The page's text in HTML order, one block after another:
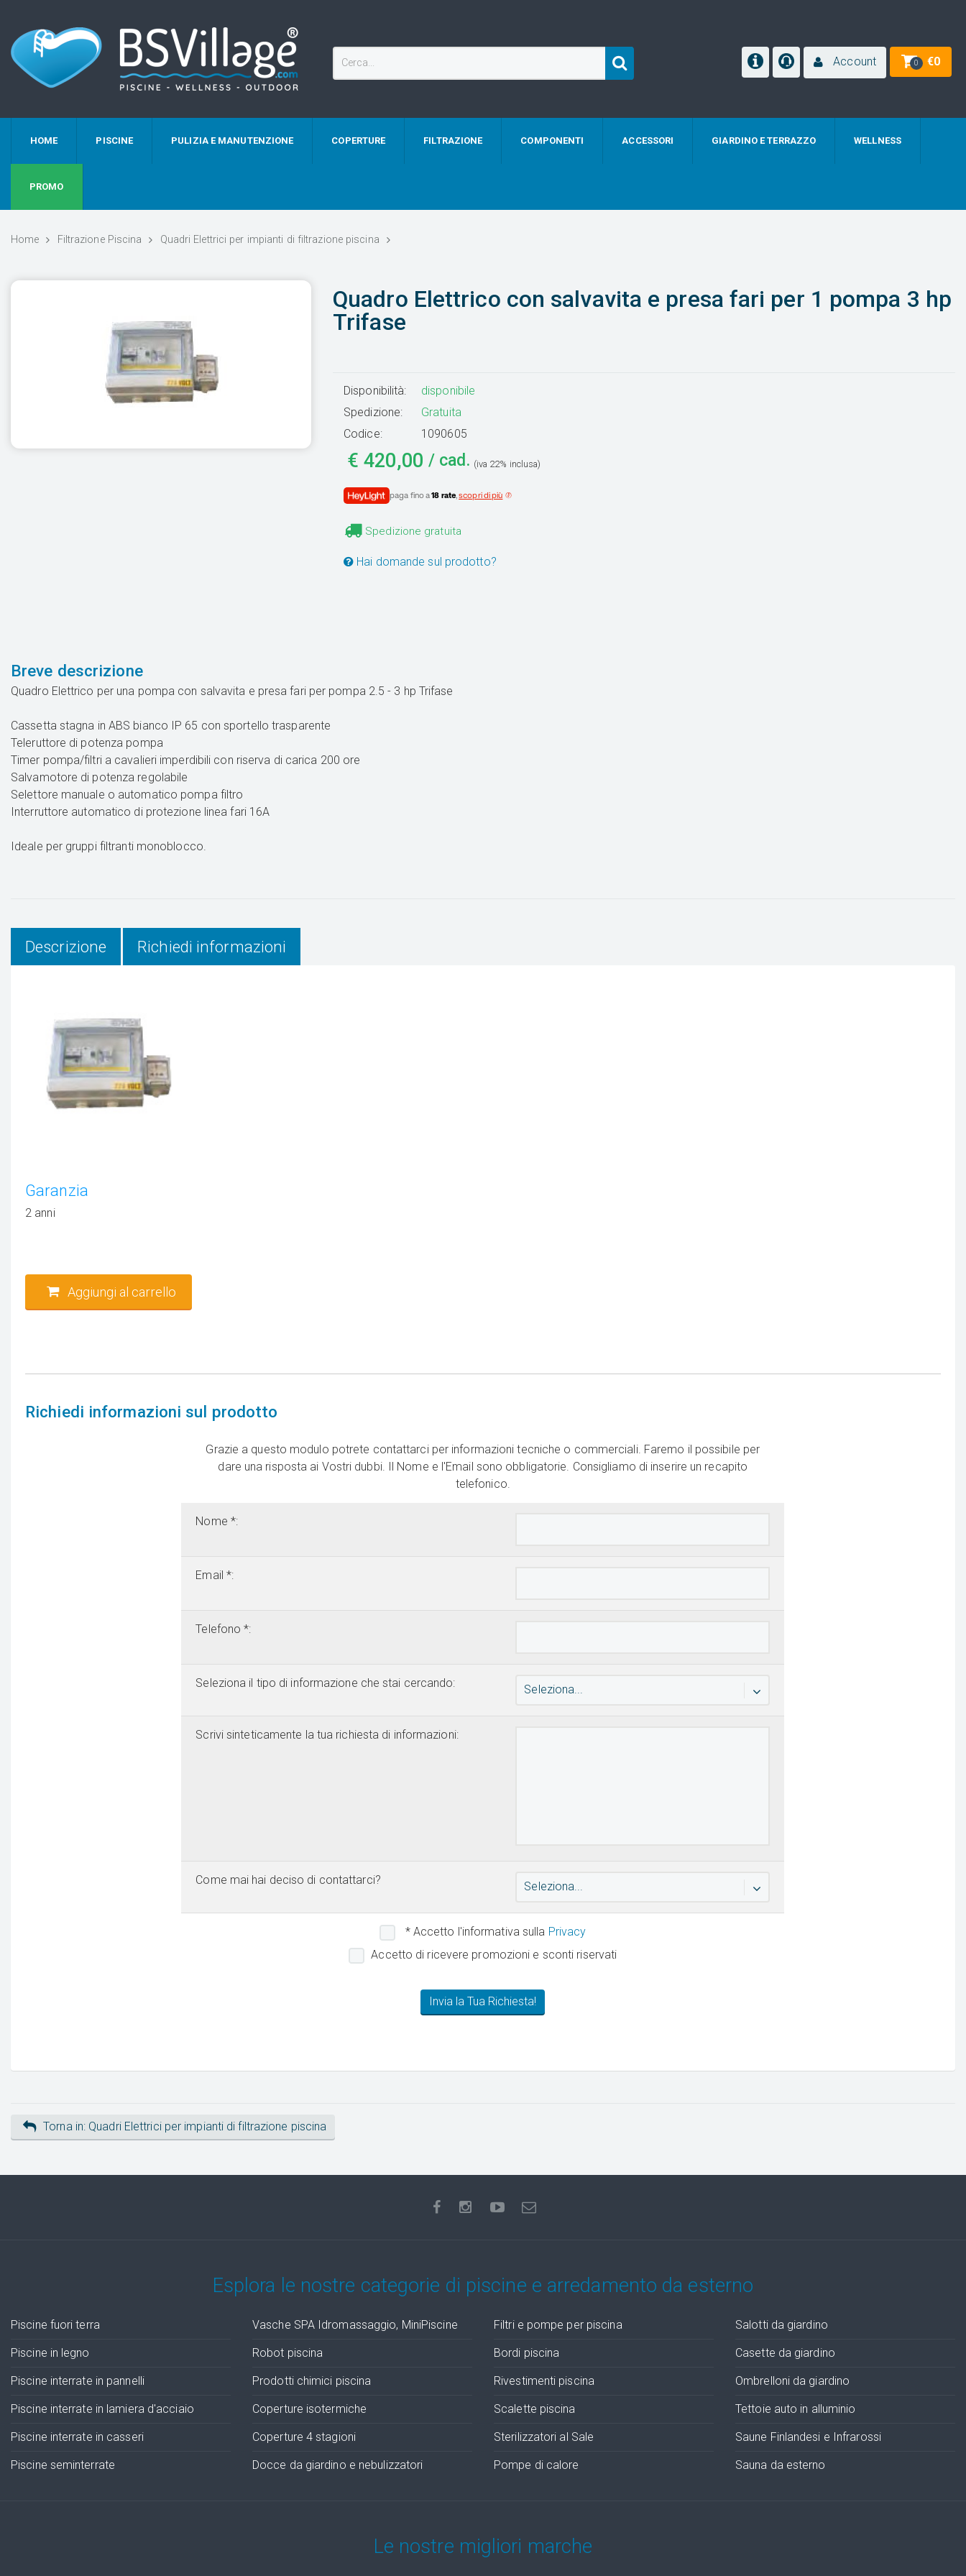
Account 0 €0
HOME PISCINE PULIZIA E MANUTENZIONE COPERTURE FILTRAZIONE COMPONENTI ACCESSORI GIARDINO E TERRAZZO WELLNESS
PROMO
Home Filtrazione Piscina Quadri Elettrici per impianti di filtrazione piscina
Quadro Elettrico con salvavita e presa fari per 1 pompa 3 hp
Trifase
Disponibilità:
disponibile
Spedizione:
Gratuita
Codice:
1090605
€ 420,00 / cad. (iva 22% inclusa)
paga fino a18 rate,scopri di più
Spedizione gratuita
Hai domande sul prodotto?
Breve descrizione
Quadro Elettrico per una pompa con salvavita e presa fari per pompa 2.5 - 3 hp Trifase
Cassetta stagna in ABS bianco IP 65 con sportello trasparente
Teleruttore di potenza pompa
Timer pompa/filtri a cavalieri imperdibili con riserva di carica 200 ore
Salvamotore di potenza regolabile
Selettore manuale o automatico pompa filtro
Interruttore automatico di protezione linea fari 16A
Ideale per gruppi filtranti monoblocco.
Descrizione Richiedi informazioni
Garanzia
2 anni
Aggiungi al carrello
Richiedi informazioni sul prodotto
Grazie a questo modulo potrete contattarci per informazioni tecniche o commerciali. Faremo il possibile per
dare una risposta ai Vostri dubbi. Il Nome e l'Email sono obbligatorie. Consigliamo di inserire un recapito
telefonico.
Nome *:
Email *:
Telefono *:
Seleziona il tipo di informazione che stai cercando: Seleziona...
Scrivi sinteticamente la tua richiesta di informazioni:
Come mai hai deciso di contattarci? Seleziona...
* Accetto l'informativa sulla Privacy
Accetto di ricevere promozioni e sconti riservati
Torna in: Quadri Elettrici per impianti di filtrazione piscina
Esplora le nostre categorie di piscine e arredamento da esterno
Piscine fuori terra
Piscine in legno
Piscine interrate in pannelli
Piscine interrate in lamiera d'acciaio
Piscine interrate in casseri
Piscine seminterrate
Vasche SPA Idromassaggio, MiniPiscine
Robot piscina
Prodotti chimici piscina
Coperture isotermiche
Coperture 4 stagioni
Docce da giardino e nebulizzatori
Filtri e pompe per piscina
Bordi piscina
Rivestimenti piscina
Scalette piscina
Sterilizzatori al Sale
Pompe di calore
Salotti da giardino
Casette da giardino
Ombrelloni da giardino
Tettoie auto in alluminio
Saune Finlandesi e Infrarossi
Sauna da esterno
Le nostre migliori marche